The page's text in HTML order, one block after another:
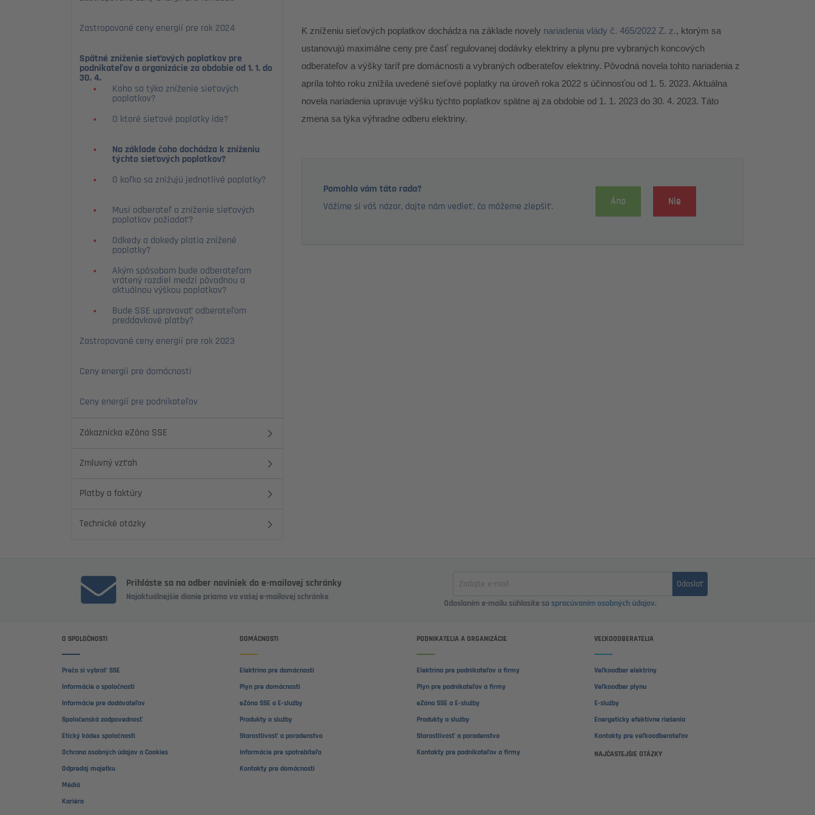
Zastropované ceny energií pre rok 2024
Spätné zníženie sieťových poplatkov pre
podnikateľov a organizácie za obdobie od 1. 1. do
30. 4. 2023
Koho sa týka zníženie sieťových
poplatkov?
O ktoré sieťové poplatky ide?
Na základe čoho dochádza k zníženiu
týchto sieťových poplatkov?
O koľko sa znižujú jednotlivé poplatky?
Musí odberateľ o zníženie sieťových
poplatkov požiadať?
Odkedy a dokedy platia znížené
poplatky?
Akým spôsobom bude odberateľom
vrátený rozdiel medzi pôvodnou a
aktuálnou výškou poplatkov?
Bude SSE upravovať odberateľom
preddavkové platby?
Zastropované ceny energií pre rok 2023
Ceny energií pre domácnosti
Ceny energií pre podnikateľov
Zákaznícka eZóna SSE
Zmluvný vzťah
Platby a faktúry
Technické otázky
K zníženiu sieťových poplatkov dochádza na základe novely nariadenia vlády č. 465/2022 Z. z., ktorým sa
ustanovujú maximálne ceny pre časť regulovanej dodávky elektriny a plynu pre vybraných koncových
odberateľov a výšky taríf pre domácnosti a vybraných odberateľov elektriny. Pôvodná novela tohto nariadenia z
apríla tohto roku znížila uvedené sieťové poplatky na úroveň roka 2022 s účinnosťou od 1. 5. 2023. Aktuálna
novela nariadenia upravuje výšku týchto poplatkov spätne aj za obdobie od 1. 1. 2023 do 30. 4. 2023. Táto
zmena sa týka výhradne odberu elektriny.
Pomohla vám táto rada?
Vážime si váš názor, dajte nám vedieť, čo môžeme zlepšiť.
Áno Nie
Prihláste sa na odber noviniek do e-mailovej schránky
Najaktuálnejšie dianie priamo vo vašej e-mailovej schránke
Zadajte
Odoslať
Odoslaním e-mailu súhlasíte so spracúvaním osobných údajov.
O SPOLOČNOSTI
Prečo si vybrať SSE
Informácie o spoločnosti
Informácie pre dodávateľov
Spoločenská zodpovednosť
Etický kódex spoločnosti
Ochrana osobných údajov a Cookies
Odpredaj majetku
Médiá
Kariéra
DOMÁCNOSTI
Elektrina pre domácnosti
Plyn pre domácnosti
eZóna SSE a E-služby
Produkty a služby
Starostlivosť a poradenstvo
Informácie pre spotrebiteľa
Kontakty pre domácnosti
PODNIKATELIA A ORGANIZÁCIE
Elektrina pre podnikateľov a firmy
Plyn pre podnikateľov a firmy
eZóna SSE a E-služby
Produkty a služby
Starostlivosť a poradenstvo
Kontakty pre podnikateľov a firmy
VEĽKOODBERATELIA
Veľkoodber elektriny
Veľkoodber plynu
E-služby
Energeticky efektívne riešenia
Kontakty pre veľkoodberateľov
NAJČASTEJŠIE OTÁZKY